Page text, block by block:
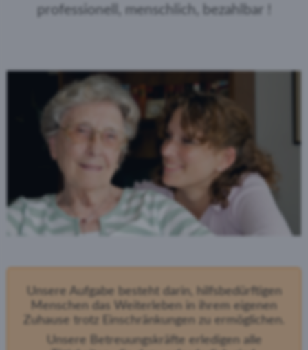
professionell, menschlich, bezahlbar !
Unsere Aufgabe besteht darin, hilfsbedürftigen
Menschen das Weiterleben in ihrem eigenen
Zuhause trotz Einschränkungen zu ermöglichen.
Unsere Betreuungskräfte erledigen alle